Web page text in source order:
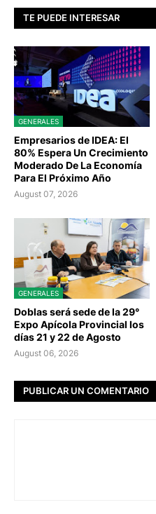
TE PUEDE INTERESAR
GENERALES
Empresarios de IDEA: El
80% Espera Un Crecimiento
Moderado De La Economía
Para El Próximo Año
August 07, 2026
GENERALES
Doblas será sede de la 29°
Expo Apícola Provincial los
días 21 y 22 de Agosto
August 06, 2026
PUBLICAR UN COMENTARIO